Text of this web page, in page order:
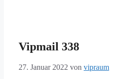
Vipmail 338
27. Januar 2022 von vipraum